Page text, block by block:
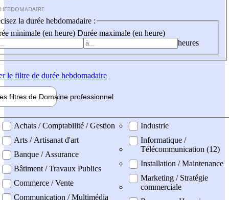
la durée hebdomadaire :
minimale (en heure) Durée maximale (en heure)
heures
le filtre de durée hebdomadaire
filtres de Domaine professionnel
professionel
Achats / Comptabilité / Gestion
Arts / Artisanat d'art
Banque / Assurance
Bâtiment / Travaux Publics
Commerce / Vente
Communication / Multimédia
Industrie
Informatique /
Télécommunication (12)
Installation / Maintenance
Marketing / Stratégie
commerciale